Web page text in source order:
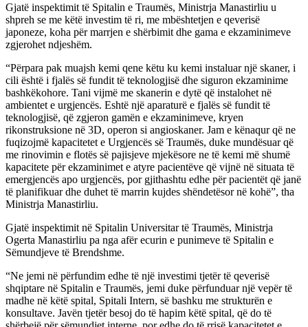
Gjatë inspektimit të Spitalin e Traumës, Ministrja Manastirliu u
shpreh se me këtë investim të ri, me mbështetjen e qeverisë
japoneze, koha për marrjen e shërbimit dhe gama e ekzaminimeve
zgjerohet ndjeshëm.
“Përpara pak muajsh kemi qene këtu ku kemi instaluar një skaner, i
cili është i fjalës së fundit të teknologjisë dhe siguron ekzaminime
bashkëkohore. Tani vijmë me skanerin e dytë që instalohet në
ambientet e urgjencës. Eshtë një aparaturë e fjalës së fundit të
teknologjisë, që zgjeron gamën e ekzaminimeve, kryen
rikonstruksione në 3D, operon si angioskaner. Jam e kënaqur që ne
fuqizojmë kapacitetet e Urgjencës së Traumës, duke mundësuar që
me rinovimin e flotës së pajisjeve mjekësore ne të kemi më shumë
kapacitete për ekzaminimet e atyre pacientëve që vijnë në situata të
emergjencës apo urgjencës, por gjithashtu edhe për pacientët që janë
të planifikuar dhe duhet të marrin kujdes shëndetësor në kohë”, tha
Ministrja Manastirliu.
Gjatë inspektimit në Spitalin Universitar të Traumës, Ministrja
Ogerta Manastirliu pa nga afër ecurin e punimeve të Spitalin e
Sëmundjeve të Brendshme.
“Ne jemi në përfundim edhe të një investimi tjetër të qeverisë
shqiptare në Spitalin e Traumës, jemi duke përfunduar një vepër të
madhe në këtë spital, Spitali Intern, së bashku me strukturën e
konsultave. Javën tjetër besoj do të hapim këtë spital, që do të